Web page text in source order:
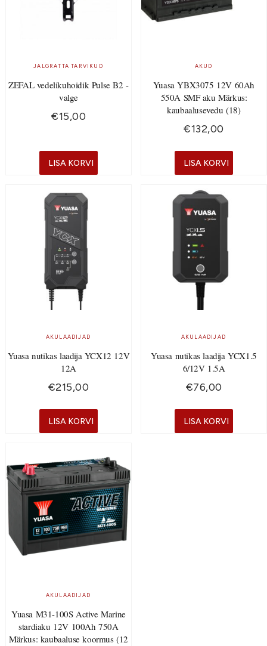
JALGRATTA TARVIKUD
ZEFAL vedelikuhoidik Pulse B2 -
valge
€15,00
LISA KORVI
AKUD
Yuasa YBX3075 12V 60Ah
550A SMF aku Märkus:
kaubaalusevedu (18)
€132,00
LISA KORVI
AKULAADIJAD
Yuasa nutikas laadija YCX12 12V
12A
€215,00
LISA KORVI
AKULAADIJAD
Yuasa nutikas laadija YCX1.5
6/12V 1.5A
€76,00
LISA KORVI
AKULAADIJAD
Yuasa M31-100S Active Marine
stardiaku 12V 100Ah 750A
Märkus: kaubaaluse koormus (12